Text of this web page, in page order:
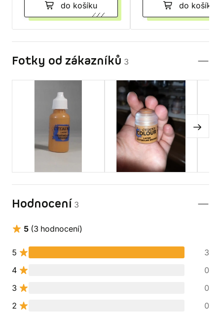
do košíku do košíku
Fotky od zákazníků 3
Hodnocení 3
5 (3 hodnocení)
5
3
4
0
3
0
2
0